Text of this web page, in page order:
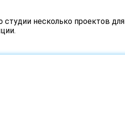
несколько проектов для